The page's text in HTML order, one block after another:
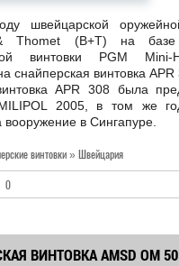
швейцарской
Thomet (B+T) на базе
винтовки PGM Mini-
снайперская винтовка APR
APR 308 была
MILIPOL 2005, в том же
вооружение в Сингапуре.
винтовки » Швейцария
0
ВИНТОВКА AMSD OM 50